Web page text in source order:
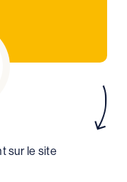
sur le site